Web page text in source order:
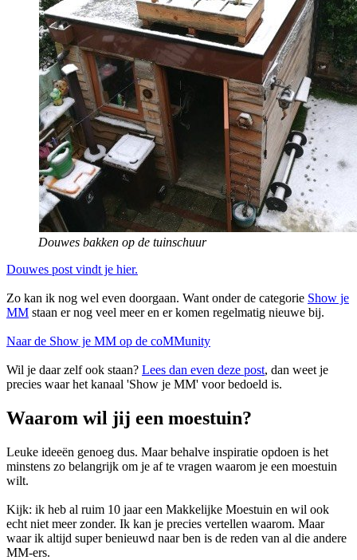
Douwes bakken op de tuinschuur
Douwes post vindt je hier.
Zo kan ik nog wel even doorgaan. Want onder de categorie Show je
MM staan er nog veel meer en er komen regelmatig nieuwe bij.
Naar de Show je MM op de coMMunity
Wil je daar zelf ook staan? Lees dan even deze post, dan weet je
precies waar het kanaal 'Show je MM' voor bedoeld is.
Waarom wil jij een moestuin?
Leuke ideeën genoeg dus. Maar behalve inspiratie opdoen is het
minstens zo belangrijk om je af te vragen waarom je een moestuin
wilt.
Kijk: ik heb al ruim 10 jaar een Makkelijke Moestuin en wil ook
echt niet meer zonder. Ik kan je precies vertellen waarom. Maar
waar ik altijd super benieuwd naar ben is de reden van al die andere
MM-ers.